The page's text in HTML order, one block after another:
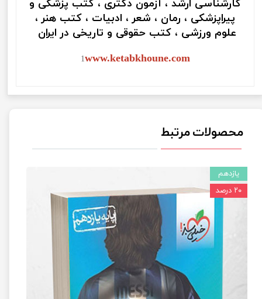
کارشناسی ارشد ، آزمون دکتری ، کتب پزشکی و
پیراپزشکی ، رمان ، شعر ، ادبیات ، کتب هنر ،
علوم ورزشی ، کتب حقوقی و تاریخی در ایران
1www.ketabkhoune.com
محصولات مرتبط
یازدهم
۲۰ درصد